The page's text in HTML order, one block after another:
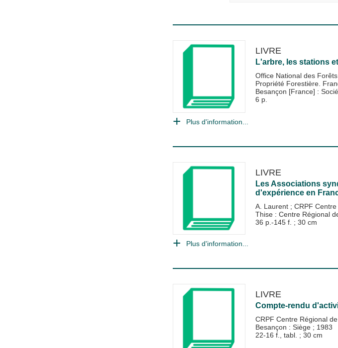
LIVRE
L'arbre, les stations
Office National des
Propriété Forestière.
Besançon [France] :
6 p.
Plus d'information...
LIVRE
Les Associations
d'expérience en
A. Laurent ; CRPF
Thise : Centre Régional
36 p.-145 f. ; 30 cm
Plus d'information...
LIVRE
Compte-rendu
CRPF Centre Régional
Besançon : Siège ; 1983
22-16 f., tabl. ; 30 cm